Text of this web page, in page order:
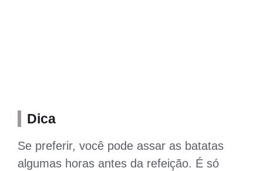
Dica
Se preferir, você pode assar as batatas
algumas horas antes da refeição. É só